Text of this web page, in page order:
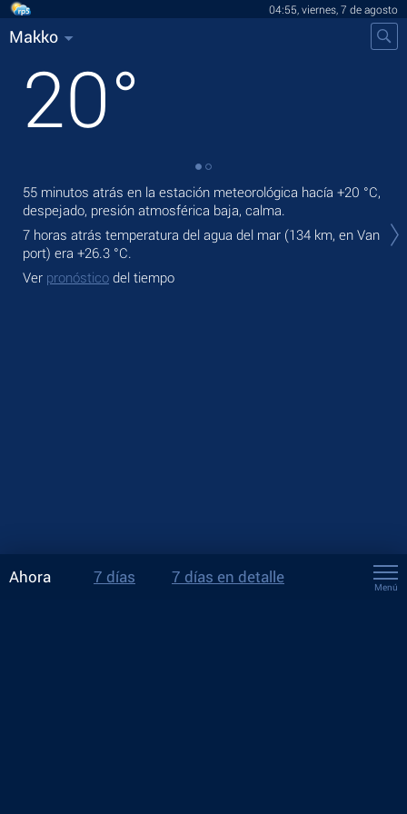
04:55, viernes, 7 de agosto
Makko
20°
55 minutos atrás en la estación meteorológica hacía +20 °C,
despejado, presión atmosférica baja, calma.
7 horas atrás temperatura del agua del mar (134 km, en Van
port) era +26.3 °C.
Ver pronóstico del tiempo
Ahora 7 días 7 días en detalle
Menú